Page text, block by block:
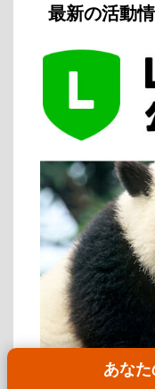
あなた
最新の活動